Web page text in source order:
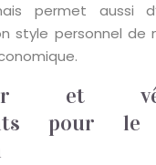
permet aussi
style personnel de
et
pour le